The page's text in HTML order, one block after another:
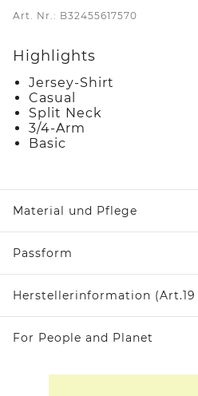
Art. Nr.: B32455617570
Highlights
Jersey-Shirt
Casual
Split Neck
3/4-Arm
Basic
Material und Pflege
Passform
Herstellerinformation (Art.19
For People and Planet